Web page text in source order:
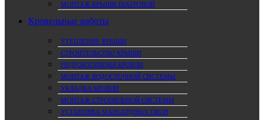
МОНТАЖ КРЫШИ ШАТРОВОЙ
Кровельные работы
УТЕПЛЕНИЕ КРЫШИ
СТРОИТЕЛЬСТВО КРЫШИ
ГИДРОИЗОЛЯЦИЯ КРОВЛИ
МОНТАЖ ВОДОСТОЧНОЙ СИСТЕМЫ
УКЛАДКА КРОВЛИ
МОНТАЖ СТРОПИЛЬНОЙ СИСТЕМЫ
УСТАНОВКА МАНСАРДНЫХ ОКОН